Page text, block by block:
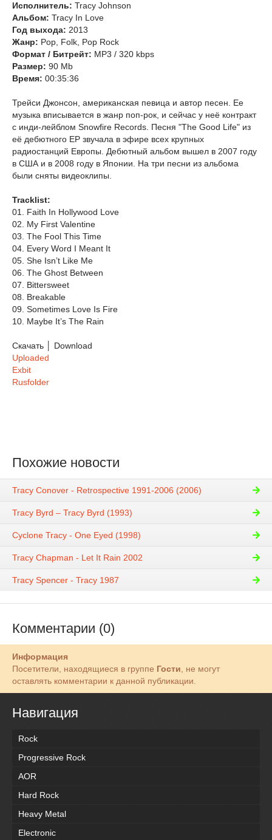
Исполнитель: Tracy Johnson
Альбом: Tracy In Love
Год выхода: 2013
Жанр: Pop, Folk, Pop Rock
Формат / Битрейт: МР3 / 320 kbps
Размер: 90 Mb
Время: 00:35:36
Трейси Джонсон, американская певица и автор песен. Ее
музыка вписывается в жанр поп-рок, и сейчас у неё контракт
с инди-лейблом Snowfire Records. Песня "The Good Life" из
её дебютного ЕР звучала в эфире всех крупных
радиостанций Европы. Дебютный альбом вышел в 2007 году
в США и в 2008 году в Японии. На три песни из альбома
были сняты видеоклипы.
Tracklist:
01. Faith In Hollywood Love
02. My First Valentine
03. The Fool This Time
04. Every Word I Meant It
05. She Isn’t Like Me
06. The Ghost Between
07. Bittersweet
08. Breakable
09. Sometimes Love Is Fire
10. Maybe It’s The Rain
Скачать │ Download
Uploaded
Exbit
Rusfolder
Похожие новости
Tracy Conover - Retrospective 1991-2006 (2006)
Tracy Byrd – Tracy Byrd (1993)
Cyclone Tracy - One Eyed (1998)
Tracy Chapman - Let It Rain 2002
Tracy Spencer - Tracy 1987
Комментарии (0)
Информация
Посетители, находящиеся в группе Гости, не могут
оставлять комментарии к данной публикации.
Навигация
Rock
Progressive Rock
AOR
Hard Rock
Heavy Metal
Electronic